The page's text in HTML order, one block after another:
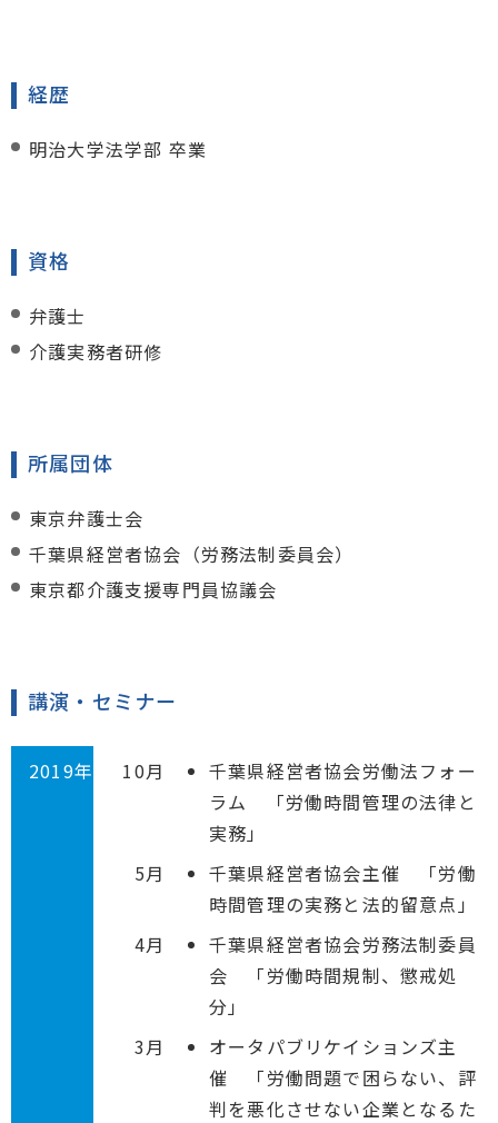
経歴
明治大学法学部 卒業
資格
弁護士
介護実務者研修
所属団体
東京弁護士会
千葉県経営者協会（労務法制委員会）
東京都介護支援専門員協議会
講演・セミナー
2019年 10月
千葉県経営者協会労働法フォー
ラム 「労働時間管理の法律と
実務」
5月
千葉県経営者協会主催 「労働
時間管理の実務と法的留意点」
4月
千葉県経営者協会労務法制委員
会 「労働時間規制、懲戒処
分」
3月
オータパブリケイションズ主
催 「労働問題で困らない、評
判を悪化させない企業となるた